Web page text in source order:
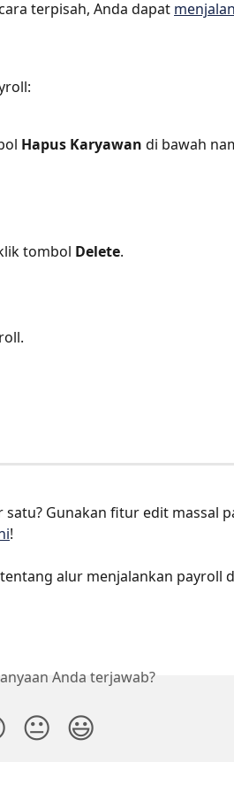
terpisah, Anda dapat
Hapus Karyawan di bawah
tombol Delete.
Gunakan fitur edit massal
!
alur menjalankan payroll
Anda terjawab?
😐 😃